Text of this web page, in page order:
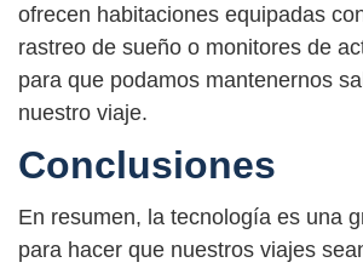
ofrecen habitaciones equipadas
rastreo de sueño o monitores de
para que podamos mantenernos
nuestro viaje.
Conclusiones
En resumen, la tecnología es una
para hacer que nuestros viajes